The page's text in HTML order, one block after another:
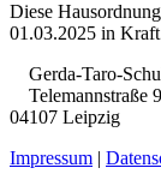
Die­se
01.03.2025 in
Gerda-Taro-
Telemannstraße 9
04107 Leipzig
Impressum |